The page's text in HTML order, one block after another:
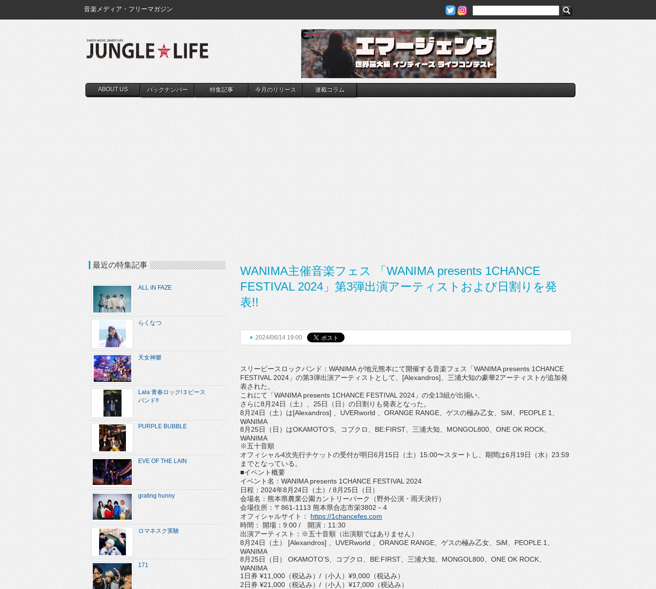
音楽メディア・フリーマガジン
ABOUT US バックナンバー 特集記事 今月のリリース 連載コラム
WANIMA主催音楽フェス 「WANIMA presents 1CHANCE
FESTIVAL 2024」第3弾出演アーティストおよび日割りを発
表!!
2024/06/14 19:00
スリーピースロックバンド：WANIMA が地元熊本にて開催する音楽フェス「WANIMA presents 1CHANCE
FESTIVAL 2024」の第3弾出演アーティストとして、[Alexandros]、 三浦大知の豪華2アーティストが追加発
表された。
これにて「WANIMA presents 1CHANCE FESTIVAL 2024」の全13組が出揃い、
さらに8月24日（土）、25日（日）の日割りも発表となった。
8月24日（土）は[Alexandros] 、UVERworld 、ORANGE RANGE、ゲスの極み乙女、SiM、PEOPLE 1、
WANIMA
8月25日（日）はOKAMOTO’S、コブクロ、BE:FIRST、三浦大知、MONGOL800、ONE OK ROCK、
WANIMA
※五十音順
オフィシャル4次先行チケットの受付が明日6月15日（土） 15:00〜スタートし、期間は6月19日（水）23:59
までとなっている。
■イベント概要
イベント名：WANIMA presents 1CHANCE FESTIVAL 2024
日程：2024年8月24日（土）/ 8月25日（日）
会場名：熊本県農業公園カントリーパーク（野外公演・雨天決行）
会場住所：〒861-1113 熊本県合志市栄3802－4
オフィシャルサイト： https://1chancefes.com
時間： 開場：9:00 / 開演：11:30
出演アーティスト：※五十音順（出演順ではありません）
8月24日（土） [Alexandros] 、UVERworld 、ORANGE RANGE、ゲスの極み乙女、SiM、PEOPLE 1、
WANIMA
8月25日（日） OKAMOTO’S、コブクロ、BE:FIRST、三浦大知、 MONGOL800、ONE OK ROCK、
WANIMA
1日券 ¥11,000（税込み）/（小人）¥9,000（税込み）
2日券 ¥21,000（税込み）/（小人）¥17,000（税込み）
最近の特集記事
ALL iN FAZE
らくなつ
天女神樂
Lala 青春ロック!３ピース
バンド!!
PURPLE BUBBLE
EVE OF THE LAIN
grating hunny
ロマネスク実験
171